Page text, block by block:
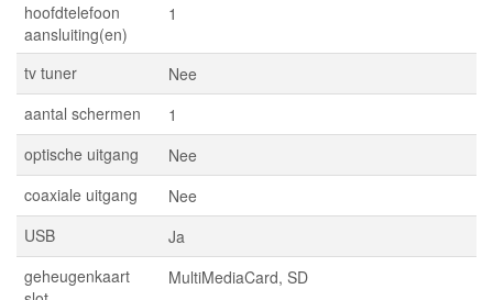
hoofdtelefoon
aansluiting(en)
1
tv tuner
Nee
aantal schermen
1
optische uitgang
Nee
coaxiale uitgang
Nee
USB
Ja
geheugenkaart
MultiMediaCard, SD